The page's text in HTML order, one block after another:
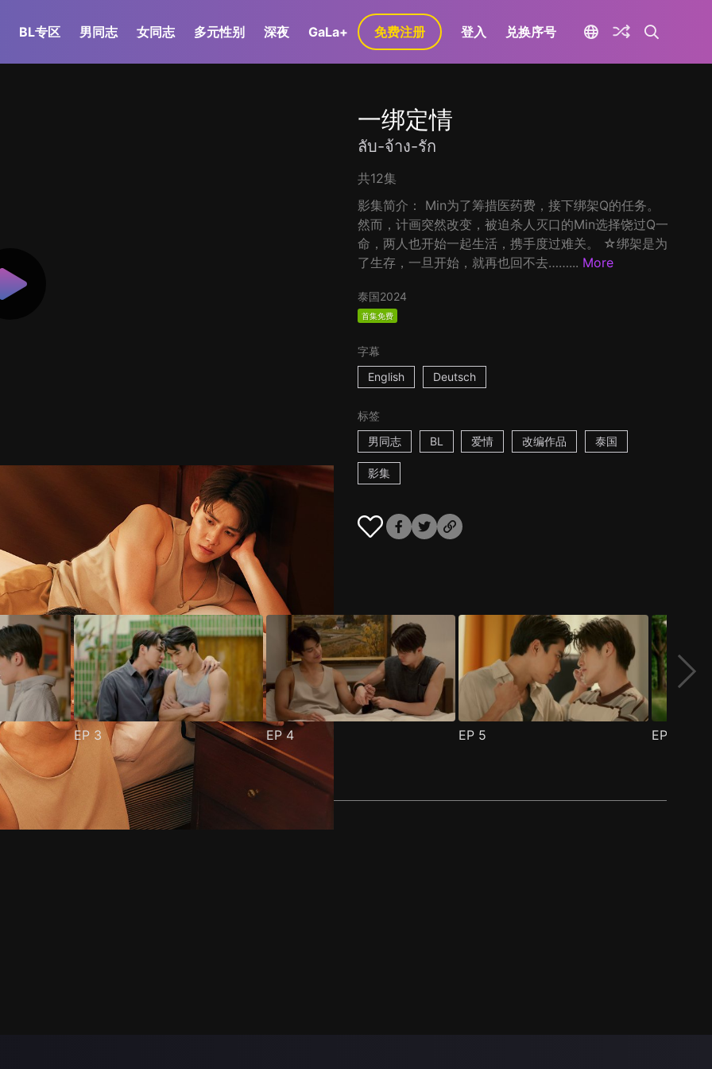
BL专区 男同志 女同志 多元性别 深夜 GaLa+ 免费注册 登入 兑换序号
一绑定情
ลับ-จ้าง-รัก
共12集
影集简介： Min为了筹措医药费，接下绑架Q的任务。
然而，计画突然改变，被迫杀人灭口的Min选择饶过Q一
命，两人也开始一起生活，携手度过难关。 ☆绑架是为
了生存，一旦开始，就再也回不去……... More
泰国2024
首集免费
字幕
English
Deutsch
标签
男同志
BL 爱情 改编作品 泰国
影集
EP 3 EP4 EP 5 EP